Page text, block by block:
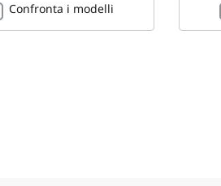
Confronta i modelli